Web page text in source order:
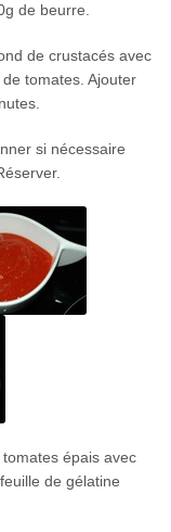
de beurre.
de crustacés avec
tomates. Ajouter
si nécessaire
épais avec
de gélatine